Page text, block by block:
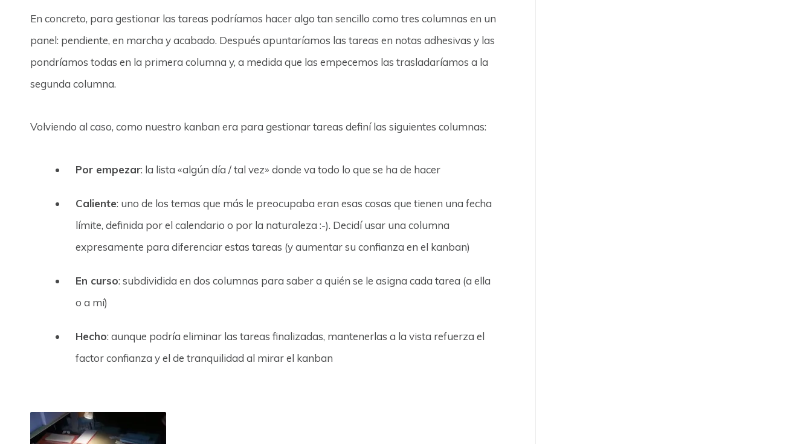
En concreto, para gestionar las tareas podríamos hacer algo tan sencillo como tres columnas en un
panel: pendiente, en marcha y acabado. Después apuntaríamos las tareas en notas adhesivas y las
pondríamos todas en la primera columna y, a medida que las empecemos las trasladaríamos a la
segunda columna.
Volviendo al caso, como nuestro kanban era para gestionar tareas definí las siguientes columnas:
Por empezar: la lista «algún día / tal vez» donde va todo lo que se ha de hacer
Caliente: uno de los temas que más le preocupaba eran esas cosas que tienen una fecha
límite, definida por el calendario o por la naturaleza :-). Decidí usar una columna
expresamente para diferenciar estas tareas (y aumentar su confianza en el kanban)
En curso: subdividida en dos columnas para saber a quién se le asigna cada tarea (a ella
o a mí)
Hecho: aunque podría eliminar las tareas finalizadas, mantenerlas a la vista refuerza el
factor confianza y el de tranquilidad al mirar el kanban